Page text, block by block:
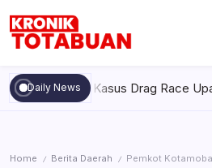
content
Totabuan
hari
ini
Kronik
Daily News
Alih Kasus Drag Race Upai
Home / Berita Daerah / Pemkot Kotamobagu Teken MoU